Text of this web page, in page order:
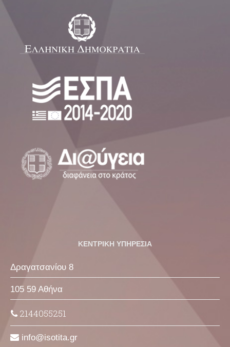
ΚΕΝΤΡΙΚΗ ΥΠΗΡΕΣΙΑ
Δραγατσανίου 8
105 59 Αθήνα
2144055251
info isotita gr